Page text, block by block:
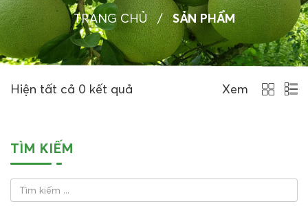
TRANG CHỦ / SẢN PHẨM
TÌM KIẾM
Hiện tất cả 0 kết quả Xem